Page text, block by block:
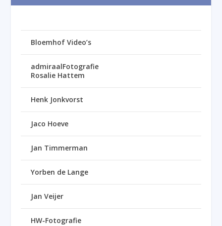
Bloemhof Video’s
admiraalFotografie
Rosalie Hattem
Henk Jonkvorst
Jaco Hoeve
Jan Timmerman
Yorben de Lange
Jan Veijer
HW-Fotografie